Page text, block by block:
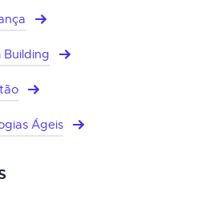
Building
Ágeis